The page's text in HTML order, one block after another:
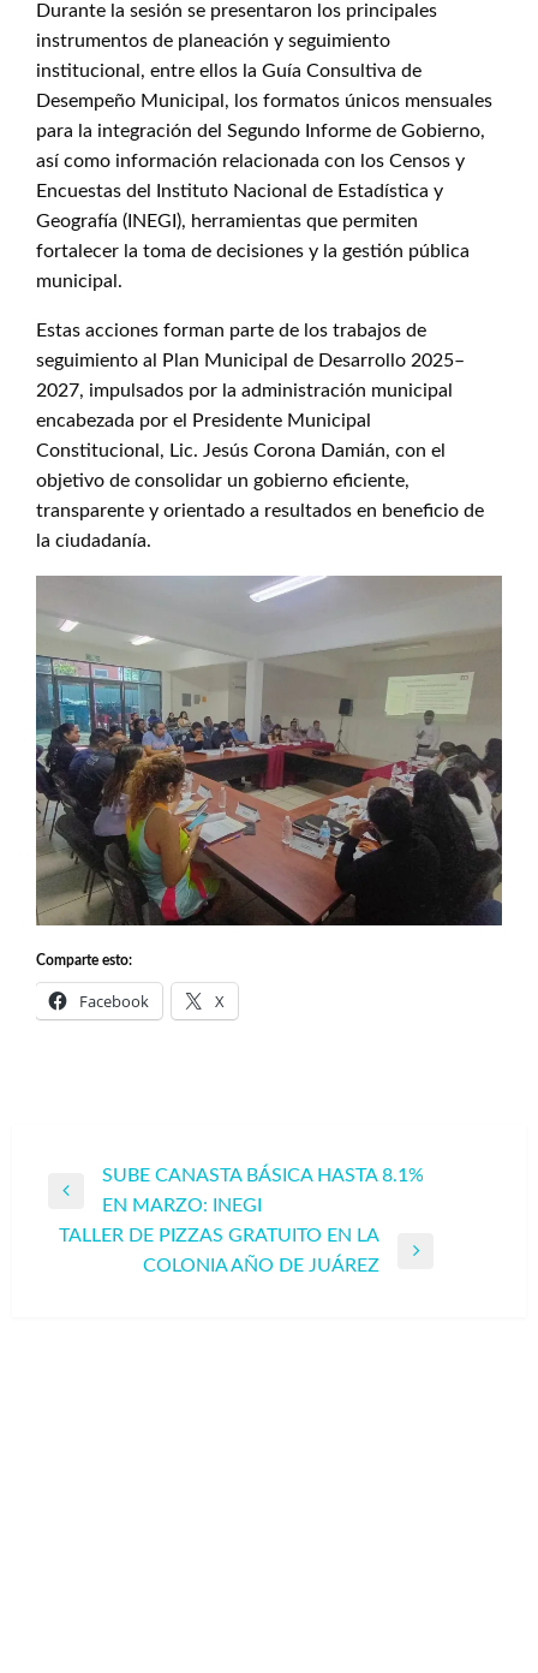
Durante la sesión se presentaron los principales
instrumentos de planeación y seguimiento
institucional, entre ellos la Guía Consultiva de
Desempeño Municipal, los formatos únicos mensuales
para la integración del Segundo Informe de Gobierno,
así como información relacionada con los Censos y
Encuestas del Instituto Nacional de Estadística y
Geografía (INEGI), herramientas que permiten
fortalecer la toma de decisiones y la gestión pública
municipal.
Estas acciones forman parte de los trabajos de
seguimiento al Plan Municipal de Desarrollo 2025–
2027, impulsados por la administración municipal
encabezada por el Presidente Municipal
Constitucional, Lic. Jesús Corona Damián, con el
objetivo de consolidar un gobierno eficiente,
transparente y orientado a resultados en beneficio de
la ciudadanía.
Comparte esto:
Facebook X
Navegación
entradas
Entrada
anterior
SUBE CANASTA BÁSICA HASTA 8.1%
EN MARZO: INEGI
TALLER DE PIZZAS GRATUITO EN LA
COLONIA AÑO DE JUÁREZ